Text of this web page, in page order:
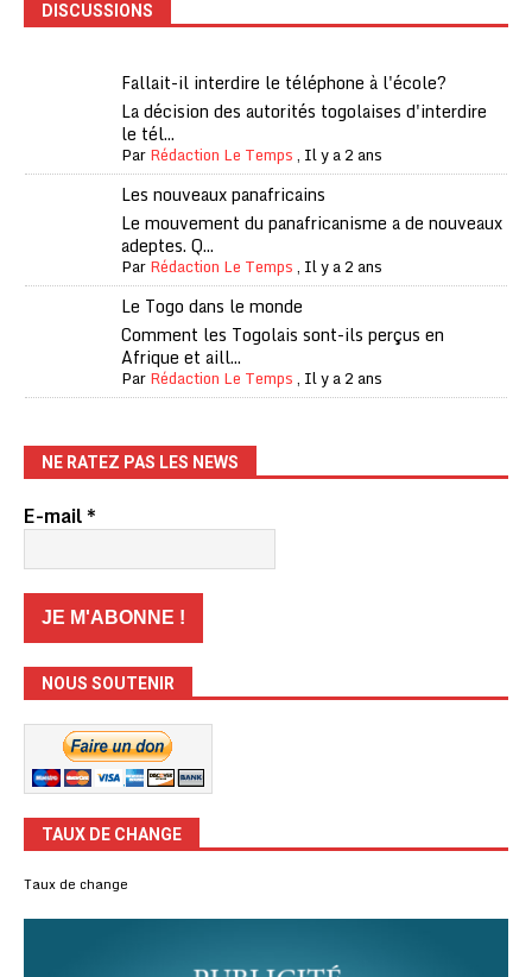
DISCUSSIONS
Fallait-il interdire le téléphone à l'école?
La décision des autorités togolaises d'interdire
le tél...
ParRédaction Le Temps, Il y a 2 ans
Les nouveaux panafricains
Le mouvement du panafricanisme a de nouveaux
adeptes. Q...
ParRédaction Le Temps, Il y a 2 ans
Le Togo dans le monde
Comment les Togolais sont-ils perçus en
Afrique et aill...
ParRédaction Le Temps, Il y a 2 ans
NE RATEZ PAS LES NEWS
E-mail*
NOUS SOUTENIR
TAUX DE CHANGE
Taux de change